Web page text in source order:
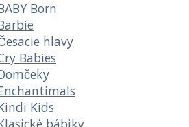
Born
hlavy
Babies
Kids
bábiky